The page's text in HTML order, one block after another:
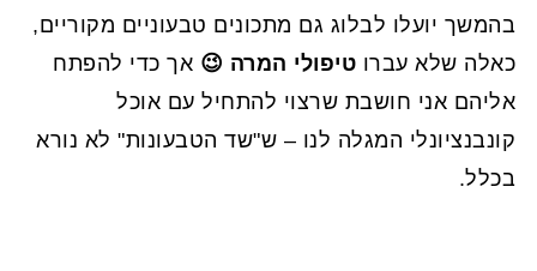
בהמשך יועלו לבלוג גם מתכונים טבעוניים מקוריים,
כאלה שלא עברו טיפולי המרה 😉 אך כדי להפתח
אליהם אני חושבת שרצוי להתחיל עם אוכל
קונבנציונלי המגלה לנו – ש"שד הטבעונות" לא נורא
בכלל.